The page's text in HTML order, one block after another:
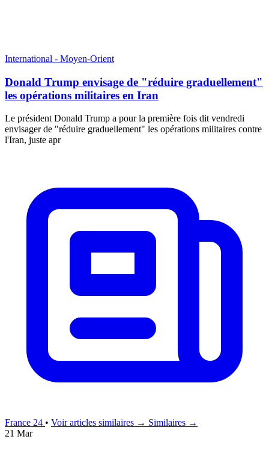
International - Moyen-Orient
Donald Trump envisage de "réduire graduellement"
les opérations militaires en Iran
Le président Donald Trump a pour la première fois dit vendredi
envisager de "réduire graduellement" les opérations militaires contre
l'Iran, juste apr
France 24 • Voir articles similaires → Similaires →
21 Mar